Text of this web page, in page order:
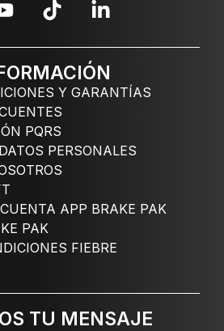
Y GARANTÍAS
PQRS
PERSONALES
APP BRAKE PAK
PAK
FIEBRE
TU MENSAJE